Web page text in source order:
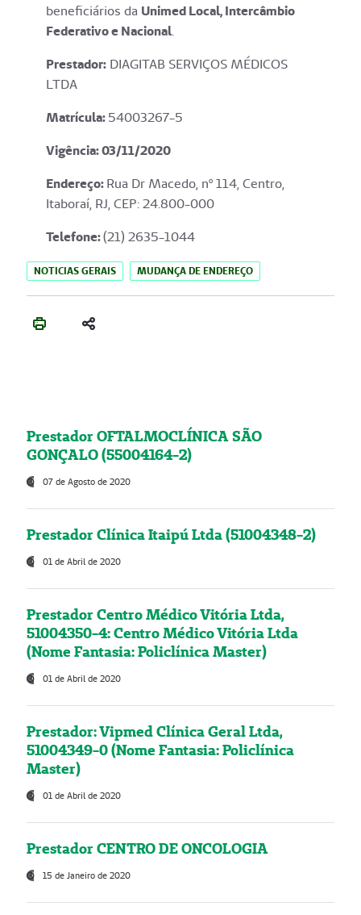
beneficiários da Unimed Local, Intercâmbio
Federativo e Nacional.
Prestador: DIAGITAB SERVIÇOS MÉDICOS
LTDA
Matrícula:54003267-5
Vigência: 03/11/2020
Endereço:Rua Dr Macedo, nº 114, Centro,
Itaboraí, RJ, CEP: 24.800-000
Telefone:(21) 2635-1044
NOTICIAS GERAIS MUDANÇA DE ENDEREÇO
Prestador OFTALMOCLÍNICA SÃO
GONÇALO (55004164-2)
07 de Agosto de 2020
Prestador Clínica Itaipú Ltda (51004348-2)
01 de Abril de 2020
Prestador Centro Médico Vitória Ltda,
51004350-4: Centro Médico Vitória Ltda
(Nome Fantasia: Policlínica Master)
01 de Abril de 2020
Prestador: Vipmed Clínica Geral Ltda,
51004349-0 (Nome Fantasia: Policlínica
Master)
01 de Abril de 2020
Prestador CENTRO DE ONCOLOGIA
15 de Janeiro de 2020